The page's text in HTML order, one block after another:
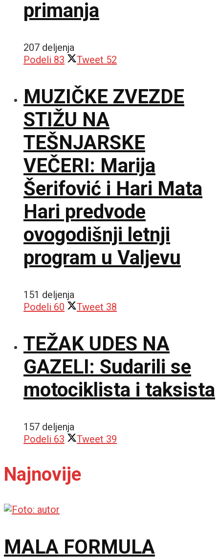
primanja
207 deljenja
Podeli 83 Tweet 52
MUZIČKE ZVEZDE
STIŽU NA
TEŠNJARSKE
VEČERI: Marija
Šerifović i Hari Mata
Hari predvode
ovogodišnji letnji
program u Valjevu
151 deljenja
Podeli 60 Tweet 38
TEŽAK UDES NA
GAZELI: Sudarili se
motociklista i taksista
157 deljenja
Podeli 63 Tweet 39
Najnovije
MALA FORMULA